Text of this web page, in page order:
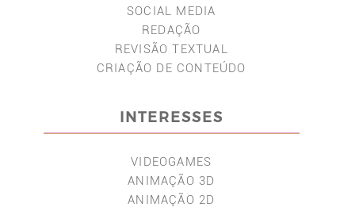
SOCIAL MEDIA
REDAÇÃO
REVISÃO TEXTUAL
CRIAÇÃO DE CONTEÚDO
INTERESSES
VIDEOGAMES
ANIMAÇÃO 3D
ANIMAÇÃO 2D